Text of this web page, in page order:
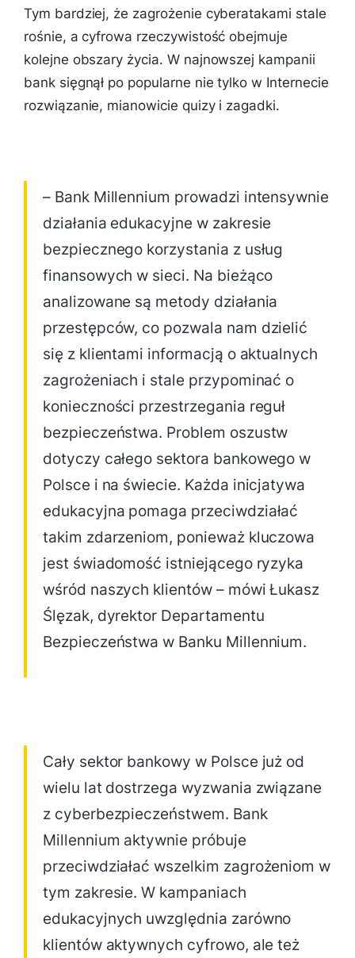
Tym bardziej, że zagrożenie cyberatakami stale
rośnie, a cyfrowa rzeczywistość obejmuje
kolejne obszary życia. W najnowszej kampanii
bank sięgnął po popularne nie tylko w Internecie
rozwiązanie, mianowicie quizy i zagadki.
– Bank Millennium prowadzi intensywnie
działania edukacyjne w zakresie
bezpiecznego korzystania z usług
finansowych w sieci. Na bieżąco
analizowane są metody działania
przestępców, co pozwala nam dzielić
się z klientami informacją o aktualnych
zagrożeniach i stale przypominać o
konieczności przestrzegania reguł
bezpieczeństwa. Problem oszustw
dotyczy całego sektora bankowego w
Polsce i na świecie. Każda inicjatywa
edukacyjna pomaga przeciwdziałać
takim zdarzeniom, ponieważ kluczowa
jest świadomość istniejącego ryzyka
wśród naszych klientów – mówi Łukasz
Ślęzak, dyrektor Departamentu
Bezpieczeństwa w Banku Millennium.
Cały sektor bankowy w Polsce już od
wielu lat dostrzega wyzwania związane
z cyberbezpieczeństwem. Bank
Millennium aktywnie próbuje
przeciwdziałać wszelkim zagrożeniom w
tym zakresie. W kampaniach
edukacyjnych uwzględnia zarówno
klientów aktywnych cyfrowo, ale też